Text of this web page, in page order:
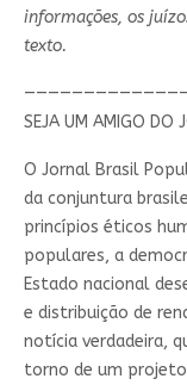
informações, os
texto.
SEJA UM AMIGO DO
O Jornal Brasil
da conjuntura
princípios éticos
populares, a
Estado nacional
e distribuição de
notícia verdadeira,
torno de um projeto